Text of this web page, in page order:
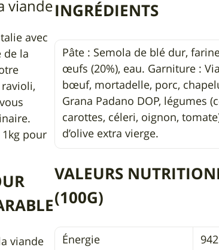
viande
avec
de la
pour
viande
INGRÉDIENTS
Pâte : Semola de blé dur,
œufs (20%), eau. Garniture :
bœuf, mortadelle, porc,
Grana Padano DOP, légumes
carottes, céleri, oignon,
d’olive extra vierge.
VALEURS
(100G)
Énergie